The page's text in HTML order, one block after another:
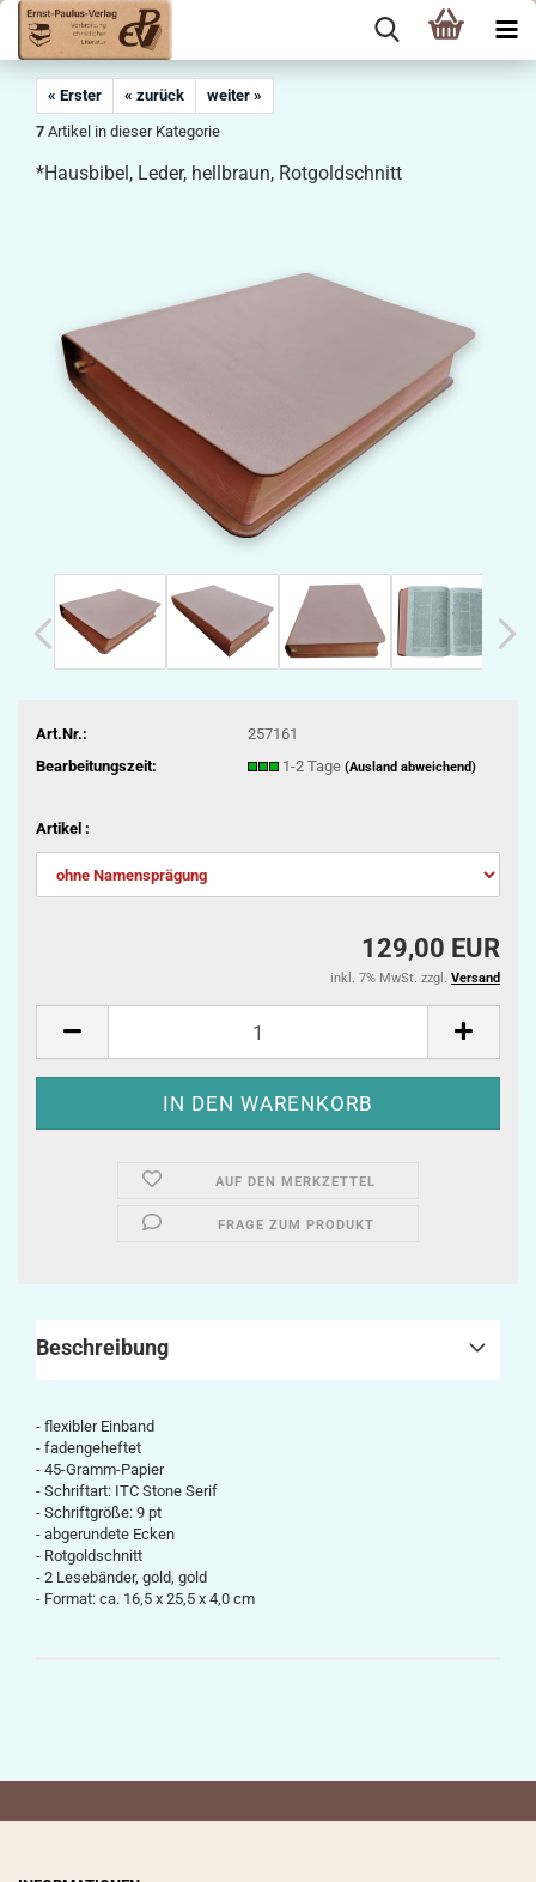
« Erster « zurück
weiter »
7 Artikel in dieser Kategorie
*Hausbibel, Leder, hellbraun, Rotgoldschnitt
Art.Nr.:
257161
Bearbeitungszeit:
1-2 Tage (Ausland abweichend)
Artikel :
129,00 EUR
inkl. 7% MwSt. zzgl. Versand
AUF DEN MERKZETTEL
FRAGE ZUM PRODUKT
Beschreibung
- flexibler Einband
- fadengeheftet
- 45-Gramm-Papier
- Schriftart: ITC Stone Serif
- Schriftgröße: 9 pt
- abgerundete Ecken
- Rotgoldschnitt
- 2 Lesebänder, gold, gold
- Format: ca. 16,5 x 25,5 x 4,0 cm